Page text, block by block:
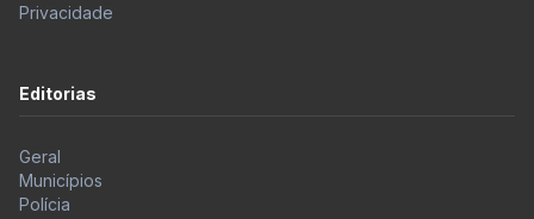
Privacidade
Editorias
Geral
Municípios
Polícia